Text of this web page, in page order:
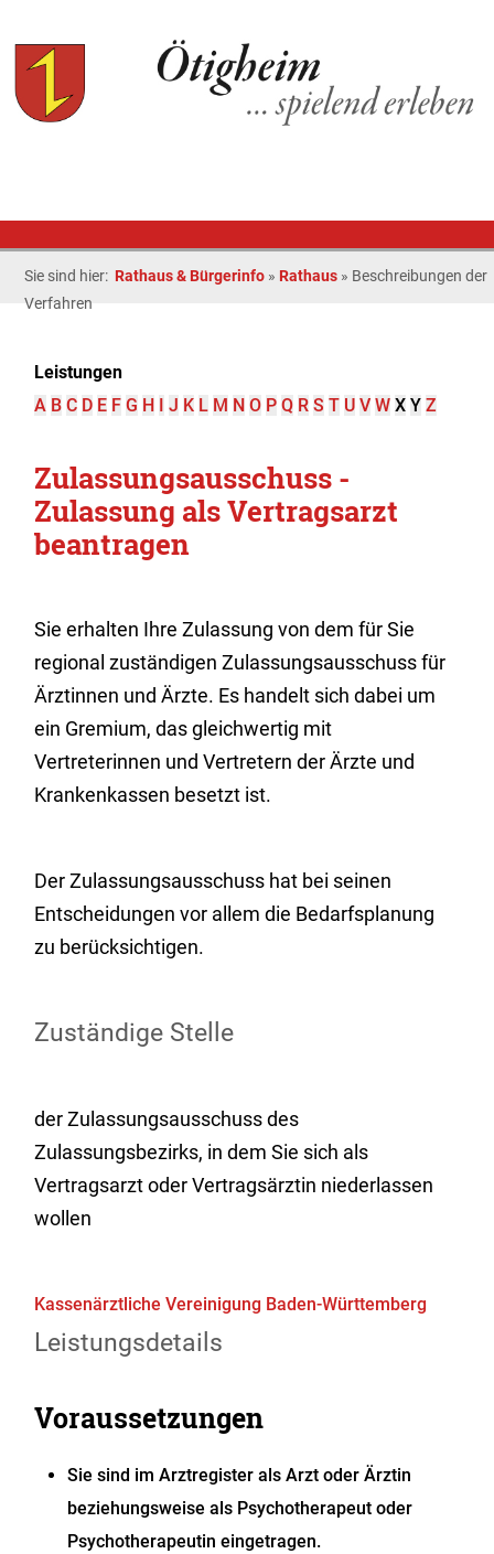
Sie sind hier: Rathaus & Bürgerinfo » Rathaus » Beschreibungen der
Verfahren
Leistungen
A B C D E F G H I J K L M N O P Q R S T U V W X Y Z
Zulassungsausschuss -
Zulassung als Vertragsarzt
beantragen
Sie erhalten Ihre Zulassung von dem für Sie
regional zuständigen Zulassungsausschuss für
Ärztinnen und Ärzte. Es handelt sich dabei um
ein Gremium, das gleichwertig mit
Vertreterinnen und Vertretern der Ärzte und
Krankenkassen besetzt ist.
Der Zulassungsausschuss hat bei seinen
Entscheidungen vor allem die Bedarfsplanung
zu berücksichtigen.
Zuständige Stelle
der Zulassungsausschuss des
Zulassungsbezirks, in dem Sie sich als
Vertragsarzt oder Vertragsärztin niederlassen
wollen
Kassenärztliche Vereinigung Baden-Württemberg
Leistungsdetails
Voraussetzungen
Sie sind im Arztregister als Arzt oder Ärztin
beziehungsweise als Psychotherapeut oder
Psychotherapeutin eingetragen.